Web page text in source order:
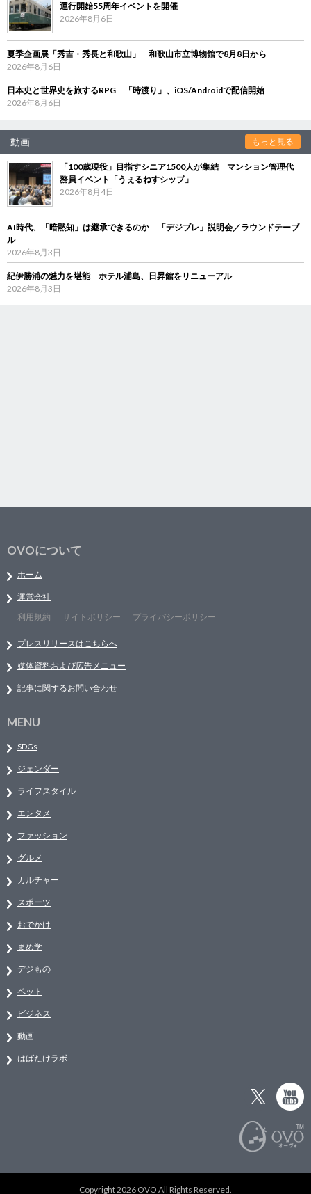
運行開始55周年イベントを開催
2026年8月6日
夏季企画展「秀吉・秀長と和歌山」 和歌山市立博物館で8月8日から
2026年8月6日
日本史と世界史を旅するRPG 「時渡り」、iOS/Androidで配信開始
2026年8月6日
動画 もっと見る
「100歳現役」目指すシニア1500人が集結 マンション管理代
務員イベント「うぇるねすシップ」
2026年8月4日
AI時代、「暗黙知」は継承できるのか 「デジブレ」説明会／ラウンドテーブ
ル
2026年8月3日
紀伊勝浦の魅力を堪能 ホテル浦島、日昇館をリニューアル
2026年8月3日
OVOについて
ホーム
運営会社
利用規約
サイトポリシー プライバシーポリシー
プレスリリースはこちらへ
媒体資料および広告メニュー
記事に関するお問い合わせ
MENU
SDGs
ジェンダー
ライフスタイル
エンタメ
ファッション
グルメ
カルチャー
スポーツ
おでかけ
まめ学
デジもの
ペット
ビジネス
動画
はばたけラボ
Copyright 2026 OVO All Rights Reserved.